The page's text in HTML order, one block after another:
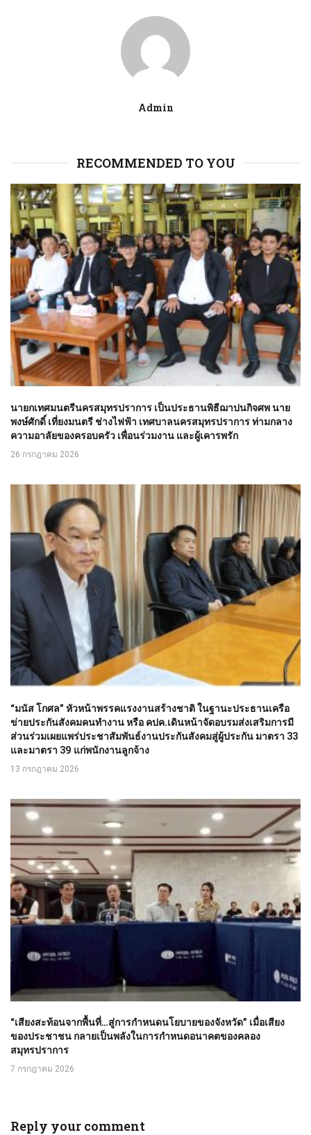
Admin
RECOMMENDED TO YOU
นายกเทศมนตรีนครสมุทรปราการ เป็นประธานพิธีฌาปนกิจศพ นาย
พงษ์ศักดิ์ เที่ยงมนตรี ช่างไฟฟ้า เทศบาลนครสมุทรปราการ ท่ามกลาง
ความอาลัยของครอบครัว เพื่อนร่วมงาน และผู้เคารพรัก
26 กรกฎาคม 2026
“มนัส โกศล” หัวหน้าพรรคแรงงานสร้างชาติ ในฐานะประธานเครือ
ข่ายประกันสังคมคนทำงาน หรือ คปค.เดินหน้าจัดอบรมส่งเสริมการมี
ส่วนร่วมเผยแพร่ประชาสัมพันธ์งานประกันสังคมสู่ผู้ประกัน มาตรา 33
และมาตรา 39 แก่พนักงานลูกจ้าง
13 กรกฎาคม 2026
“เสียงสะท้อนจากพื้นที่…สู่การกำหนดนโยบายของจังหวัด” เมื่อเสียง
ของประชาชน กลายเป็นพลังในการกำหนดอนาคตของคลอง
สมุทรปราการ
7 กรกฎาคม 2026
Reply your comment